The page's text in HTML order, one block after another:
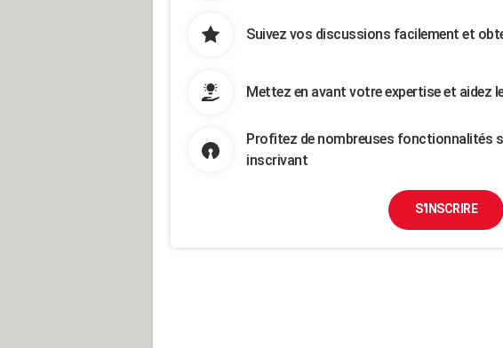
Suivez vos discussions facilement et
Mettez en avant votre expertise et aidez
Profitez de nombreuses fonctionnalités
inscrivant
S'INSCRIRE